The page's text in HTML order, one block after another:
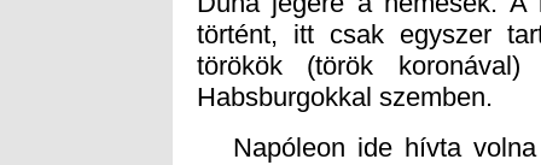
Habsburgokkal szemben.
Napóleon ide hívta volna
nemeseket 1809-ben,
Királydombra terveztek
ami csak azért maradt